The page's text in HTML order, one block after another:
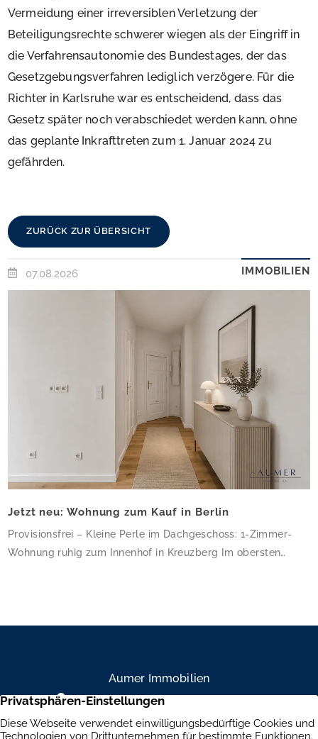
Vermeidung einer irreversiblen Verletzung der
Beteiligungsrechte schwerer wiegen als der Eingriff in
die Verfahrensautonomie des Bundestages, der das
Gesetzgebungsverfahren lediglich verzögere. Für die
Richter in Karlsruhe war es entscheidend, dass das
Gesetz später noch verabschiedet werden kann, ohne
das geplante Inkrafttreten zum 1. Januar 2024 zu
gefährden.
ZURÜCK ZUR ÜBERSICHT
07.08.2026 IMMOBILIEN
Jetzt neu: Wohnung zum Kauf in Berlin
Provisionsfrei – Kleine Perle im Dachgeschoss: 1-Zimmer-
Wohnung ruhig zum Innenhof in Kreuzberg Im obersten
Wohnung besticht durch hochwertiges Eichenparkett, helle
Aumer Immobilien
Mühlendamm 84a, 22087 Hamburg
+49 40 234 916 79